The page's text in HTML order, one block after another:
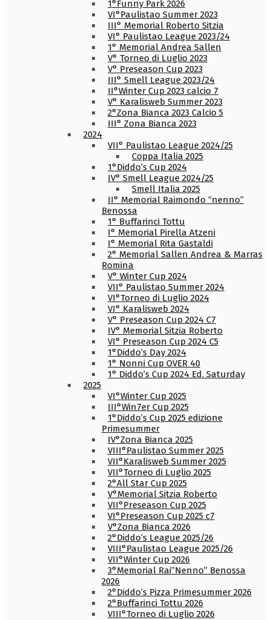
1°Funny Park 2026
VI°Paulistao Summer 2023
III° Memorial Roberto Sitzia
VI° Paulistao League 2023/24
1° Memorial Andrea Sallen
V° Torneo di Luglio 2023
V° Preseason Cup 2023
III° Smell League 2023/24
II°Winter Cup 2023 calcio 7
V° Karalisweb Summer 2023
2°Zona Bianca 2023 Calcio 5
III° Zona Bianca 2023
2024
VII° Paulistao League 2024/25
Coppa Italia 2025
1°Diddo’s Cup 2024
IV° Smell League 2024/25
Smell Italia 2025
II° Memorial Raimondo “nenno”
Benossa
1° Buffarinci Tottu
I° Memorial Pirella Atzeni
I° Memorial Rita Gastaldi
2° Memorial Sallen Andrea & Marras
Romina
V° Winter Cup 2024
VII° Paulistao Summer 2024
VI°Torneo di Luglio 2024
VI° Karalisweb 2024
V° Preseason Cup 2024 C7
IV° Memorial Sitzia Roberto
VI° Preseason Cup 2024 C5
1°Diddo’s Day 2024
1° Nonni Cup OVER 40
1° Diddo’s Cup 2024 Ed. Saturday
2025
VI°Winter Cup 2025
III°Win7er Cup 2025
1°Diddo’s Cup 2025 edizione
Primesummer
IV°Zona Bianca 2025
VIII°Paulistao Summer 2025
VII°Karalisweb Summer 2025
VII°Torneo di Luglio 2025
2°All Star Cup 2025
V°Memorial Sitzia Roberto
VII°Preseason Cup 2025
VI°Preseason Cup 2025 c7
V°Zona Bianca 2026
2°Diddo’s League 2025/26
VIII°Paulistao League 2025/26
VII°Winter Cup 2026
3°Memorial Rai”Nenno” Benossa
2026
2°Diddo’s Pizza Primesummer 2026
2°Buffarinci Tottu 2026
VIII°Torneo di Luglio 2026